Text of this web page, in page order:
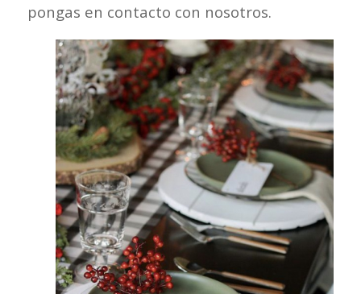
pongas en contacto con nosotros.